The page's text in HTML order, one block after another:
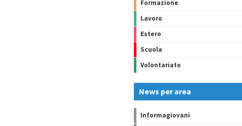
Formazione
Lavoro
Estero
Scuola
Volontariato
News per area
Informagiovani